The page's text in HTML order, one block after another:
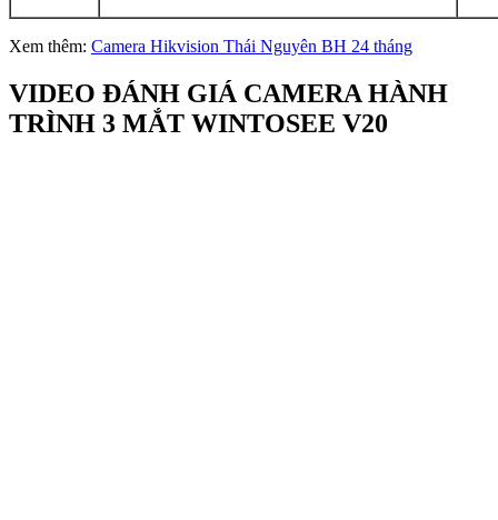
Xem thêm: Camera Hikvision Thái Nguyên BH 24 tháng
VIDEO ĐÁNH GIÁ CAMERA HÀNH
TRÌNH 3 MẮT WINTOSEE V20